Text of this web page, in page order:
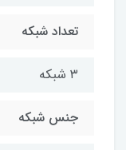
تعداد شبکه
۳ شبکه
جنس شبکه